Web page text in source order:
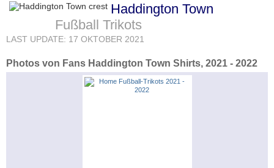
Haddington Town
Fußball Trikots
LAST UPDATE: 17 OKTOBER 2021
Photos von Fans Haddington Town Shirts, 2021 - 2022